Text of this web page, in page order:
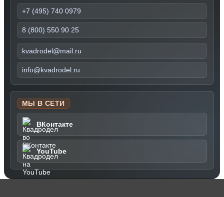
+7 (495) 740 0979
8 (800) 550 90 25
kvadrodel@mail.ru
info@kvadrodel.ru
МЫ В СЕТИ
ВКонтакте
YouTube